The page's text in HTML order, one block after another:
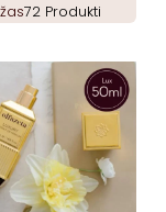
72 Produkti